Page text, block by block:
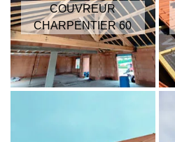
COUVREUR
CHARPENTIER 60